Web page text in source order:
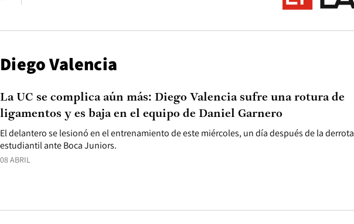
Diego Valencia
08 ABRIL
El delantero se lesionó en el entrenamiento de este miércoles, un día después de la derrota
estudiantil ante Boca Juniors.
La UC se complica aún más: Diego Valencia sufre una rotura de
ligamentos y es baja en el equipo de Daniel Garnero